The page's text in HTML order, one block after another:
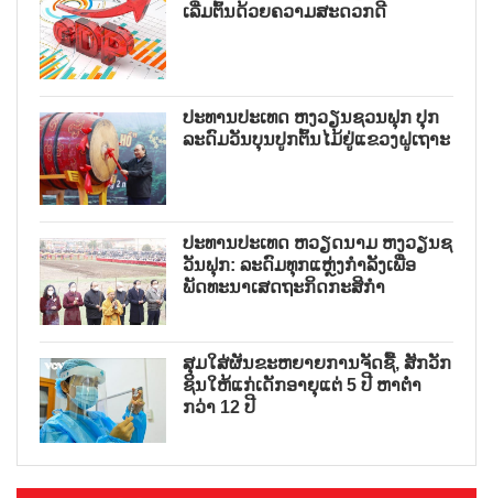
ເລີ່ມຕົ້ນດ້ວຍຄວາມສະດວກດີ
ປະທານປະເທດ ຫງວຽນຊວນຟຸກ ປຸກ
ລະດົມວັນບຸນປູກຕົ້ນໄມ້ຢູ່ແຂວງຝູເຖາະ
ປະທານປະເທດ ຫວຽດນາມ ຫງວຽນຊ
ວັນຟຸກ: ລະດົມທຸກແຫຼ່ງກຳລັງເພື່ອ
ພັດທະນາເສດຖະກິດກະສິກຳ
ສຸມໃສ່ຜັນຂະຫຍາຍການຈັດຊື້, ສັກວັກ
ຊິນໃຫ້ແກ່ເດັກອາຍຸແຕ່ 5 ປີ ຫາຕ່ຳ
ກວ່າ 12 ປີ